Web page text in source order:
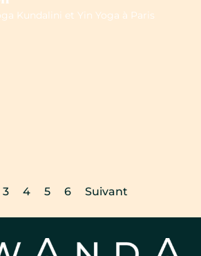
Kundalini et Yin Yoga à Paris
3 4 5 6 Suivant